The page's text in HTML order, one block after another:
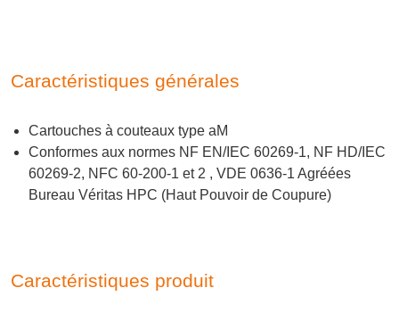
Caractéristiques générales
Cartouches à couteaux type aM
Conformes aux normes NF EN/IEC 60269-1, NF HD/IEC
60269-2, NFC 60-200-1 et 2 , VDE 0636-1 Agréées
Bureau Véritas HPC (Haut Pouvoir de Coupure)
Caractéristiques produit